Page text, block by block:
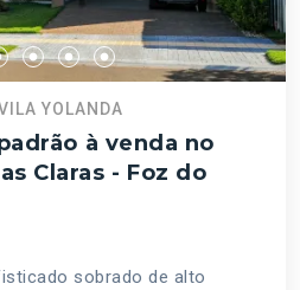
YOLANDA
à venda no
Claras - Foz do
sobrado de alto